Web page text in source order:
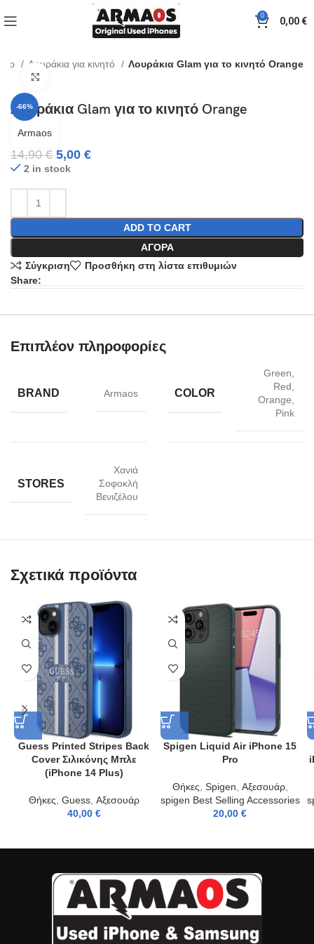
0 0,00€
Λουράκια για κινητό Λουράκια Glam για το κινητό Orange
-66%
Λουράκια Glam για το κινητό Orange
Armaos
14,90€ 5,00€
2 in stock
ADD TO CART
ΑΓΟΡΆ
Σύγκριση
Προσθήκη στη λίστα επιθυμιών
Share:
Επιπλέον πληροφορίες
BRAND Armaos COLOR
Green,
Red,
Orange,
Pink
STORES
Χανιά
Σοφοκλή
Βενιζέλου
Σχετικά προϊόντα
Guess Printed Stripes Back
Cover Σιλικόνης Μπλε
(iPhone 14 Plus)
Θήκες Guess, Αξεσουάρ
40,00 €
Spigen Liquid Air iPhone 15
Pro
Θήκες Spigen Αξεσουάρ,
spigen Best Selling Accessories
20,00€